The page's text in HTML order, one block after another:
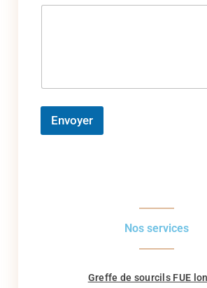
Envoyer
Nos services
Greffe de sourcils FUE